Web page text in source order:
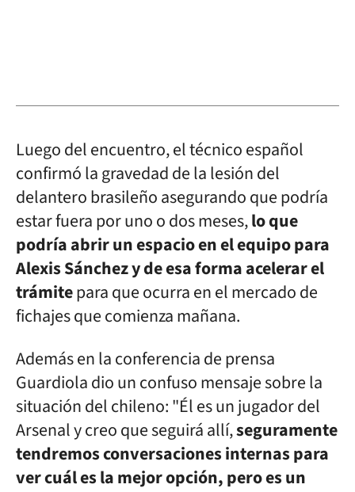
Luego del encuentro, el técnico español
confirmó la gravedad de la lesión del
delantero brasileño asegurando que podría
estar fuera por uno o dos meses,lo que
podría abrir un espacio en el equipo para
Alexis Sánchez y de esa forma acelerar el
trámitepara que ocurra en el mercado de
fichajes que comienza mañana.
Además en la conferencia de prensa
Guardiola dio un confuso mensaje sobre la
situación del chileno: "Él es un jugador del
Arsenal y creo que seguirá allí,seguramente
tendremos conversaciones internas para
ver cuál es la mejor opción, pero es un